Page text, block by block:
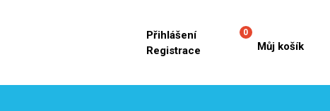
Přihlášení
Registrace
0
Můj košík